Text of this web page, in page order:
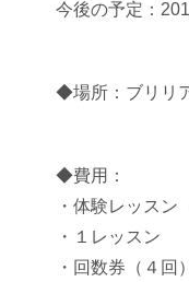
今後の予定：
◆場所：ブリリ
◆費用：
・体験レッスン
・１レッ
・回数券（